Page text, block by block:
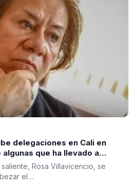
delegaciones en Cali en
que ha llevado a
diplomático
Rosa Villavicencio, se
el…